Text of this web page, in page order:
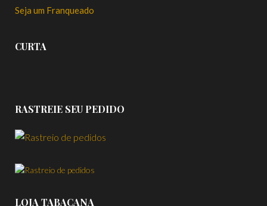
Seja um Franqueado
CURTA
RASTREIE SEU PEDIDO
LOJA TABACANA